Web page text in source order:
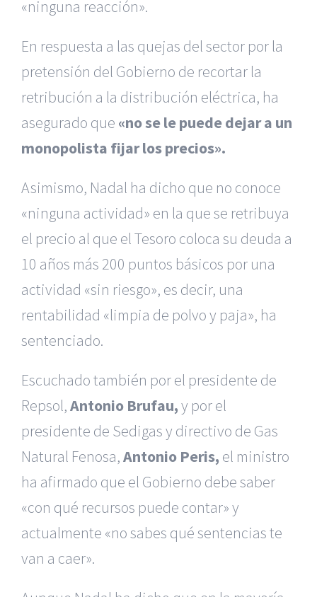
«ninguna reacción».
En respuesta a las quejas del sector por la
pretensión del Gobierno de recortar la
retribución a la distribución eléctrica, ha
asegurado que «no se le puede dejar a un
monopolista fijar los precios».
Asimismo, Nadal ha dicho que no conoce
«ninguna actividad» en la que se retribuya
el precio al que el Tesoro coloca su deuda a
10 años más 200 puntos básicos por una
actividad «sin riesgo», es decir, una
rentabilidad «limpia de polvo y paja», ha
sentenciado.
Escuchado también por el presidente de
Repsol,Antonio Brufau,y por el
presidente de Sedigas y directivo de Gas
Natural Fenosa,Antonio Peris, el ministro
ha afirmado que el Gobierno debe saber
«con qué recursos puede contar» y
actualmente «no sabes qué sentencias te
van a caer».